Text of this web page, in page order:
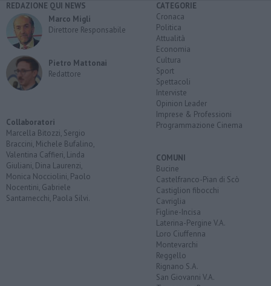
REDAZIONE QUI NEWS
Marco Migli
Direttore Responsabile
Pietro Mattonai
Redattore
Collaboratori
Marcella Bitozzi, Sergio
Braccini, Michele Bufalino,
Valentina Caffieri, Linda
Giuliani, Dina Laurenzi,
Monica Nocciolini, Paolo
Nocentini, Gabriele
Santarnecchi, Paola Silvi.
CATEGORIE
Cronaca
Politica
Attualità
Economia
Cultura
Sport
Spettacoli
Interviste
Opinion Leader
Imprese & Professioni
Programmazione Cinema
COMUNI
Bucine
Castelfranco-Pian di Scò
Castiglion fibocchi
Cavriglia
Figline-Incisa
Laterina-Pergine V.A.
Loro Ciuffenna
Montevarchi
Reggello
Rignano S.A.
San Giovanni V.A.